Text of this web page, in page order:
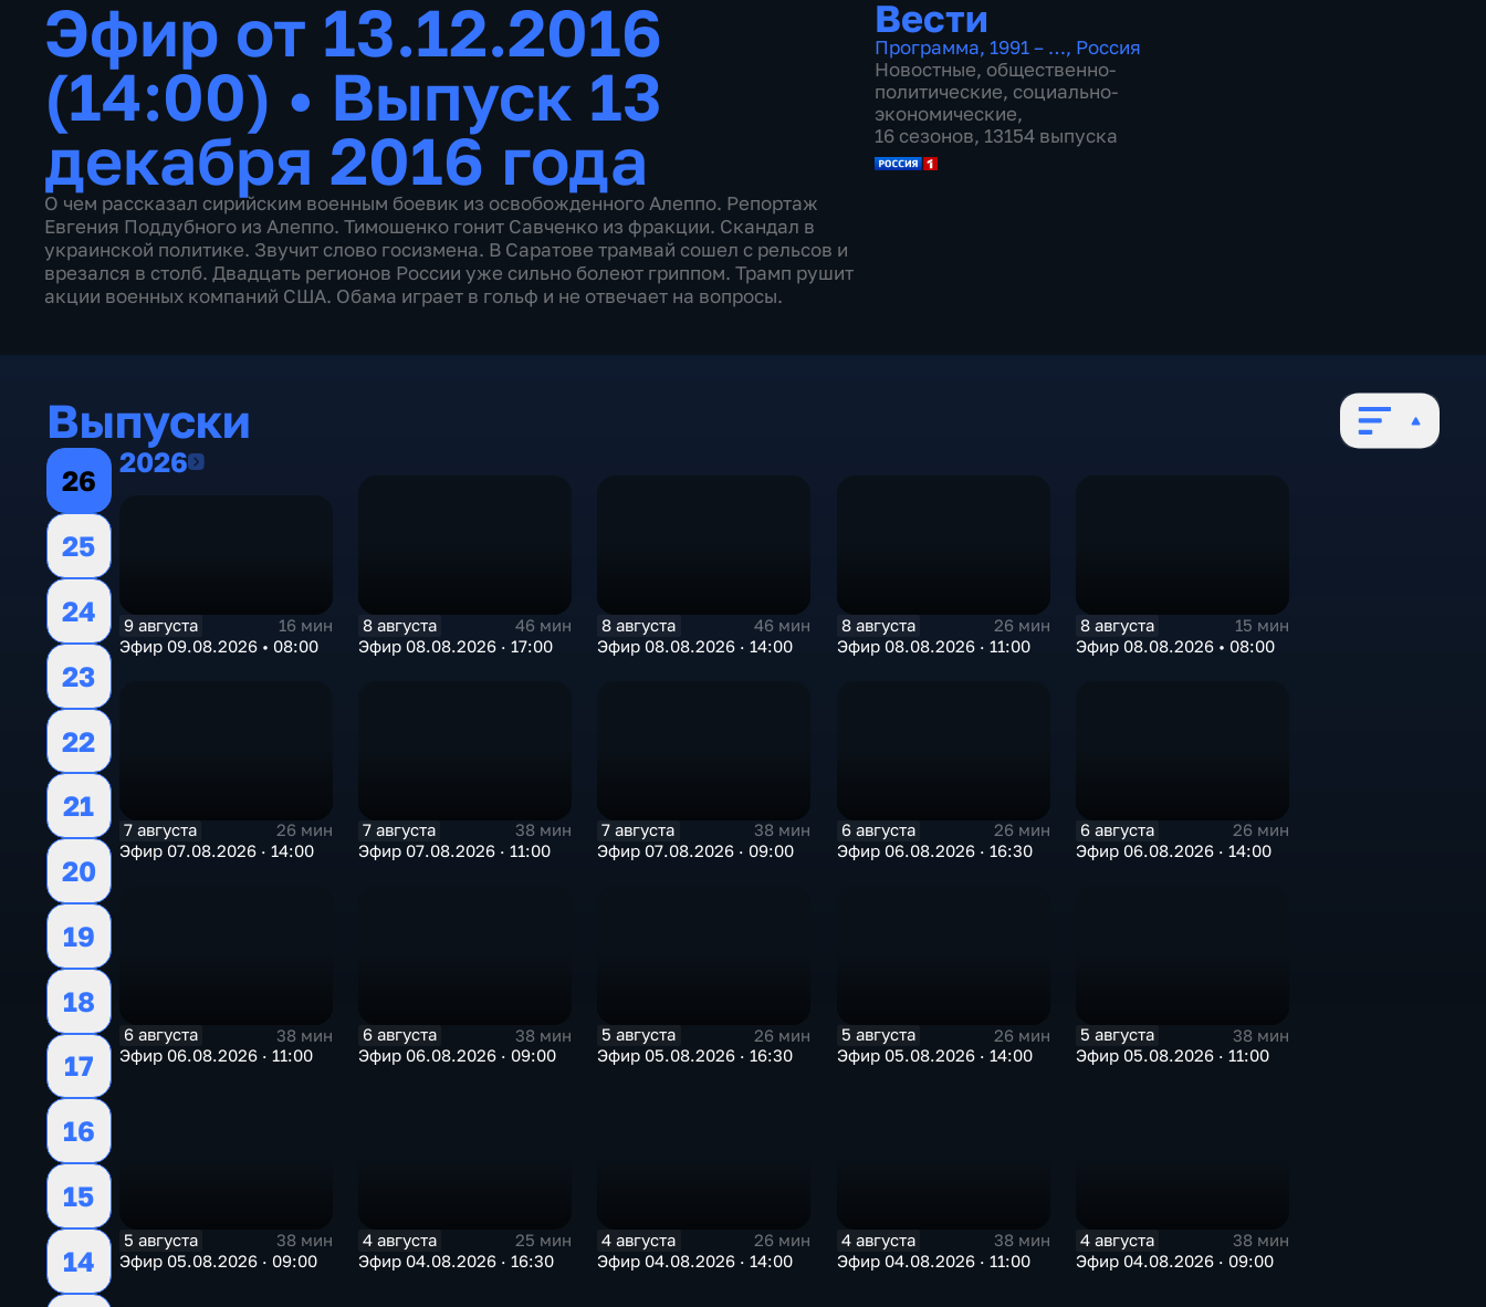
Эфир от 13.12.2016
(14:00) • Выпуск 13
декабря 2016 года
О чем рассказал сирийским военным боевик из освобожденного Алеппо. Репортаж
Евгения Поддубного из Алеппо. Тимошенко гонит Савченко из фракции. Скандал в
украинской политике. Звучит слово госизмена. В Саратове трамвай сошел с рельсов и
врезался в столб. Двадцать регионов России уже сильно болеют гриппом. Трамп рушит
акции военных компаний США. Обама играет в гольф и не отвечает на вопросы.
Вести
Программа, 1991 – …, Россия
Новостные, общественно-
политические, социально-
экономические,
16 сезонов, 13154 выпуска
Выпуски
26
25
24
23
22
21
20
19
18
17
16
15
14
20262026
9 августа
16 мин
Эфир 09.08.2026 • 08:00
8 августа
46 мин
Эфир 08.08.2026 · 17:00
8 августа
46 мин
Эфир 08.08.2026 · 14:00
8 августа
26 мин
Эфир 08.08.2026 · 11:00
8 августа
15 мин
Эфир 08.08.2026 • 08:00
7 августа
26 мин
Эфир 07.08.2026 · 14:00
7 августа
38 мин
Эфир 07.08.2026 · 11:00
7 августа
38 мин
Эфир 07.08.2026 · 09:00
6 августа
26 мин
Эфир 06.08.2026 · 16:30
6 августа
26 мин
Эфир 06.08.2026 · 14:00
6 августа
38 мин
Эфир 06.08.2026 · 11:00
6 августа
38 мин
Эфир 06.08.2026 · 09:00
5 августа
26 мин
Эфир 05.08.2026 · 16:30
5 августа
26 мин
Эфир 05.08.2026 · 14:00
5 августа
38 мин
Эфир 05.08.2026 · 11:00
5 августа
38 мин
Эфир 05.08.2026 · 09:00
4 августа
25 мин
Эфир 04.08.2026 · 16:30
4 августа
26 мин
Эфир 04.08.2026 · 14:00
4 августа
38 мин
Эфир 04.08.2026 · 11:00
4 августа
38 мин
Эфир 04.08.2026 · 09:00